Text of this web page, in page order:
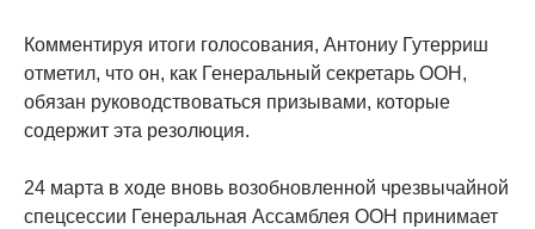
Комментируя итоги голосования, Антониу Гутерриш
отметил, что он, как Генеральный секретарь ООН,
обязан руководствоваться призывами, которые
содержит эта резолюция.
24 марта в ходе вновь возобновленной чрезвычайной
спецсессии Генеральная Ассамблея ООН принимает